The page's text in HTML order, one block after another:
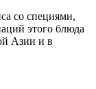
со специями,
этого блюда
Азии и в